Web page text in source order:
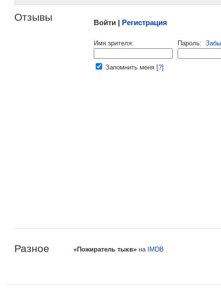
Отзывы Войти | Регистрация
Имя зрителя: Пароль:
Запомнить меня [?]
Разное «Пожиратель тыкв» на IMDB